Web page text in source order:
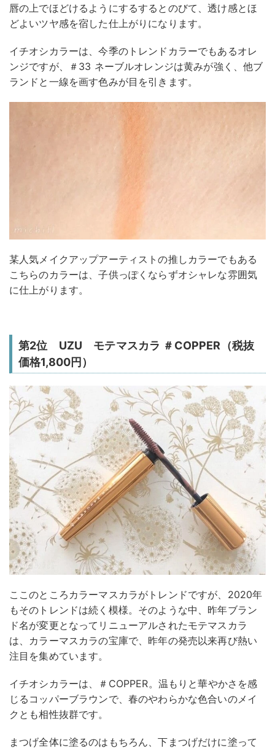
唇の上でほどけるようにするするとのびて、透け感とほ
どよいツヤ感を宿した仕上がりになります。
イチオシカラーは、今季のトレンドカラーでもあるオレ
ンジですが、＃33 ネーブルオレンジは黄みが強く、他ブ
ランドと一線を画す色みが目を引きます。
某人気メイクアップアーティストの推しカラーでもある
こちらのカラーは、子供っぽくならずオシャレな雰囲気
に仕上がります。
第2位 UZU モテマスカラ ＃COPPER（税抜
価格1,800円）
ここのところカラーマスカラがトレンドですが、2020年
もそのトレンドは続く模様。そのような中、昨年ブラン
ド名が変更となってリニューアルされたモテマスカラ
は、カラーマスカラの宝庫で、昨年の発売以来再び熱い
注目を集めています。
イチオシカラーは、＃COPPER。温もりと華やかさを感
じるコッパーブラウンで、春のやわらかな色合いのメイ
クとも相性抜群です。
まつげ全体に塗るのはもちろん、下まつげだけに塗って